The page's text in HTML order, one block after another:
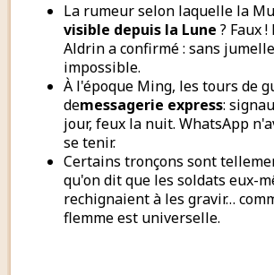
La rumeur selon laquelle la
visible depuis la Lune ? Faux
Aldrin a confirmé : sans
impossible.
À l'époque Ming, les tours de
demessagerie express:
jour, feux la nuit. WhatsApp
se tenir.
Certains tronçons sont
qu'on dit que les soldats eux-
rechignaient à les gravir…
flemme est universelle.